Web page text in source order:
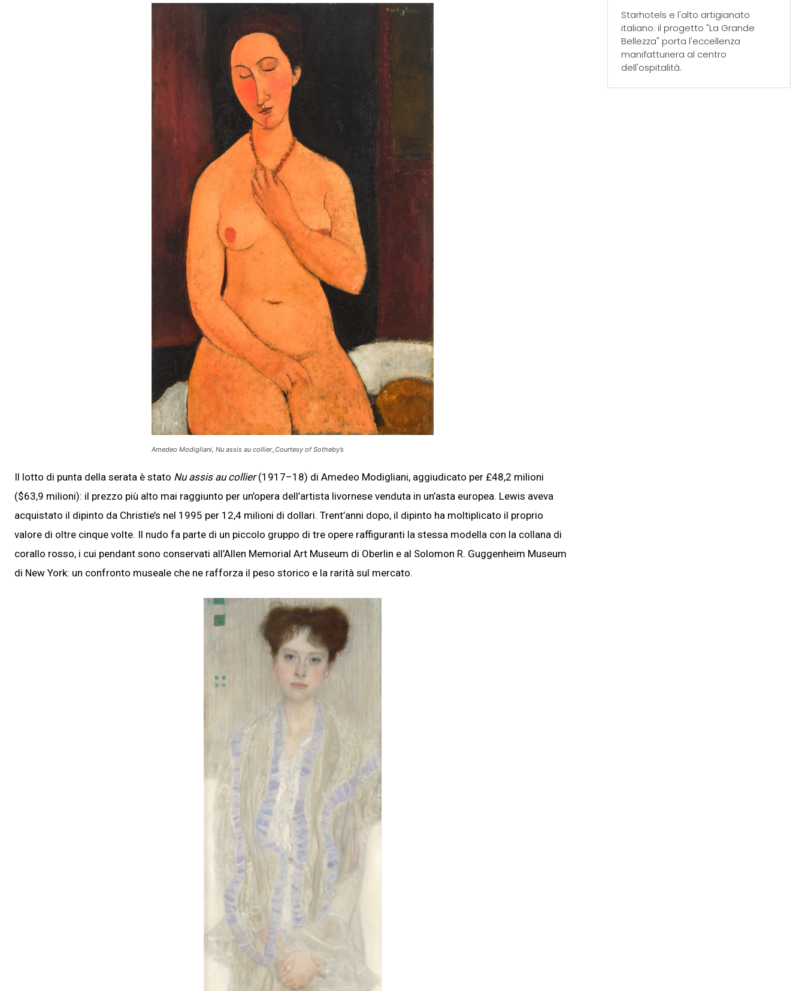
Amedeo Modigliani, Nu assis au collier_Courtesy of Sotheby’s
Il lotto di punta della serata è stato Nu assis au collier(1917–18) di Amedeo Modigliani, aggiudicato per £48,2 milioni
($63,9 milioni): il prezzo più alto mai raggiunto per un’opera dell’artista livornese venduta in un’asta europea. Lewis aveva
acquistato il dipinto da Christie’s nel 1995 per 12,4 milioni di dollari. Trent’anni dopo, il dipinto ha moltiplicato il proprio
valore di oltre cinque volte. Il nudo fa parte di un piccolo gruppo di tre opere raffiguranti la stessa modella con la collana di
corallo rosso, i cui pendant sono conservati all’Allen Memorial Art Museum di Oberlin e al Solomon R. Guggenheim Museum
di New York: un confronto museale che ne rafforza il peso storico e la rarità sul mercato.
Starhotels e l'alto artigianato
italiano: il progetto "La Grande
Bellezza" porta l'eccellenza
manifatturiera al centro
dell'ospitalità.